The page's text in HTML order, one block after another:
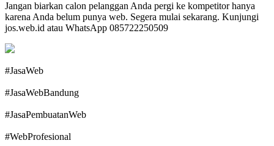
Jangan biarkan calon pelanggan Anda pergi ke kompetitor hanya
karena Anda belum punya web. Segera mulai sekarang. Kunjungi
jos.web.id atau WhatsApp 085722250509
#JasaWeb
#JasaWebBandung
#JasaPembuatanWeb
#WebProfesional